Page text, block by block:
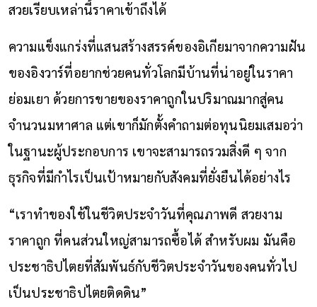
สวยเรียบเหล่านี้ราคาเข้าถึงได้
ความแข็งแกร่งที่แสนสร้างสรรค์ของอิเกียมาจากความฝัน
ของอิงวาร์ที่อยากช่วยคนทั่วโลกมีบ้านที่น่าอยู่ในราคา
ย่อมเยา ด้วยการขายของราคาถูกในปริมาณมากสู่คน
จำนวนมหาศาล แต่เขาก็มักตั้งคำถามต่อทุนนิยมเสมอว่า
ในฐานะผู้ประกอบการ เขาจะสามารถรวมสิ่งดี ๆ จาก
ธุรกิจที่มีกำไรเป็นเป้าหมายกับสังคมที่ยั่งยืนได้อย่างไร
“เราทำของใช้ในชีวิตประจำวันที่คุณภาพดี สวยงาม
ราคาถูก ที่คนส่วนใหญ่สามารถซื้อได้ สำหรับผม มันคือ
ประชาธิปไตยที่สัมพันธ์กับชีวิตประจำวันของคนทั่วไป
เป็นประชาธิปไตยติดดิน”